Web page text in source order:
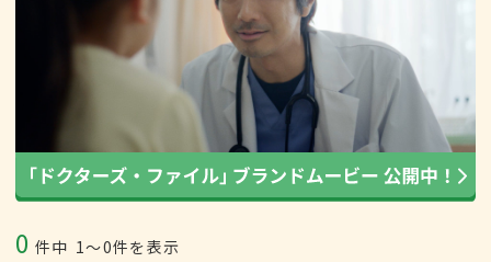
0 件中 1〜0件を表示